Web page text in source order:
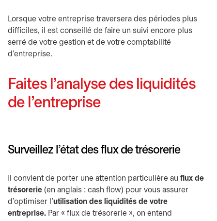
Lorsque votre entreprise traversera des périodes plus
difficiles, il est conseillé de faire un suivi encore plus
serré de votre gestion et de votre comptabilité
d’entreprise.
Faites l’analyse des liquidités
de l’entreprise
Surveillez l’état des flux de trésorerie
Il convient de porter une attention particulière au flux de
trésorerie (en anglais : cash flow) pour vous assurer
d’optimiser l’utilisation des liquidités de votre
entreprise. Par « flux de trésorerie », on entend